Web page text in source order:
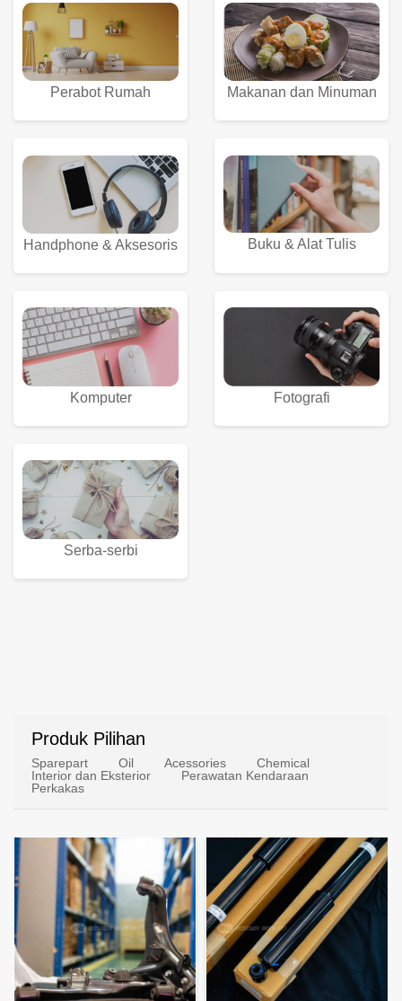
Perabot Rumah Makanan dan Minuman
Handphone & Aksesoris Buku & Alat Tulis
Komputer Fotografi
Serba-serbi
Produk Pilihan
Sparepart Oil Acessories
Chemical
Interior dan Eksterior
Perawatan Kendaraan
Perkakas